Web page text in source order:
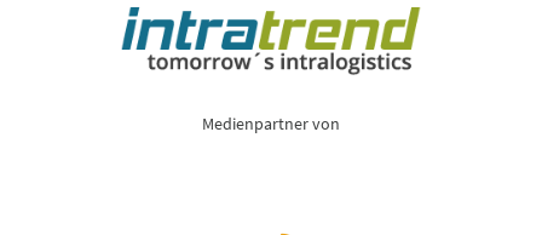
Medienpartner von